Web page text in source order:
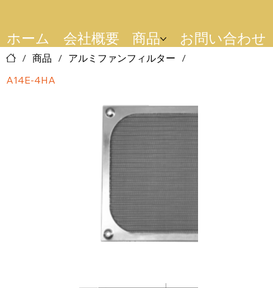
ホーム 会社概要 商品 お問い合わせ
/ 商品 / アルミファンフィルター /
A14E-4HA